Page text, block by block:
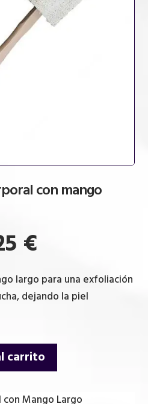
con mango
€.
€
actual
es:
10,25 €.
largo para una exfoliación
dejando la piel
carrito
Mango Largo